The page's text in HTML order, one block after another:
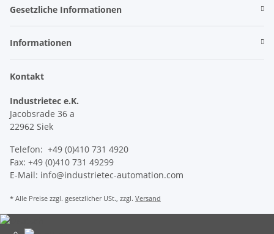
Gesetzliche Informationen
Informationen
Kontakt
Industrietec e.K.
Jacobsrade 36 a
22962 Siek
Telefon: +49 (0)410 731 4920
Fax: +49 (0)410 731 49299
E-Mail: info@industrietec-automation.com
* Alle Preise zzgl. gesetzlicher USt., zzgl. Versand